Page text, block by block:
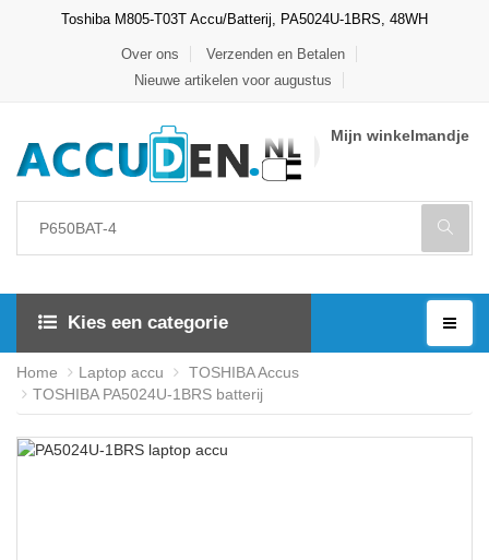
Toshiba M805-T03T Accu/Batterij, PA5024U-1BRS, 48WH
Over ons
Verzenden en Betalen
Nieuwe artikelen voor augustus
Mijn winkelmandje
Kies een categorie
Home Laptop accu
TOSHIBA Accus
TOSHIBA PA5024U-1BRS batterij